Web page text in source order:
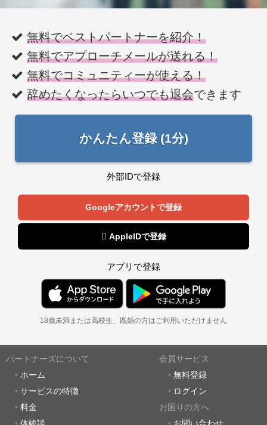
無料でベストパートナーを紹介！
無料でアプローチメールが送れる！
無料でコミュニティーが使える！
辞めたくなったらいつでも退会できます
かんたん登録 (1分)
外部IDで登録
Googleアカウントで登録
 AppleIDで登録
アプリで登録
18歳未満または高校生、既婚の方はご利用いただけません
パートナーズについて
ホーム
サービスの特徴
料金
会員サービス
無料登録
ログイン
お困りの方へ